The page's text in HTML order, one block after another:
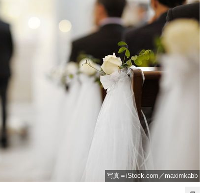
写真＝iStock.com／maximkabb